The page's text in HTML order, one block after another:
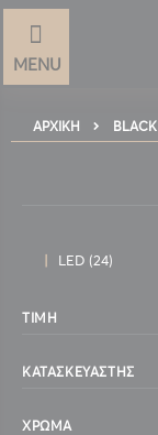
MENU
ΑΡΧΙΚΉ
LED 24
στοιχεία
ΤΙΜΉ
ΚΑΤΑΣΚΕΥΑΣΤΉΣ
ΧΡΏΜΑ